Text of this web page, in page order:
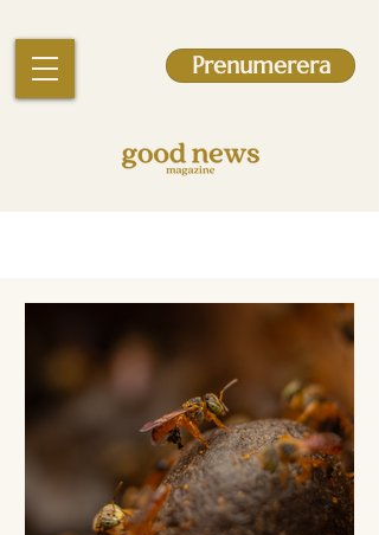
Prenumerera